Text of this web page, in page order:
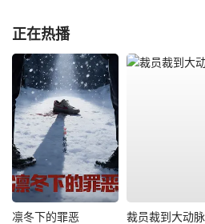
正在热播
凛冬下的罪恶 裁员裁到大动脉